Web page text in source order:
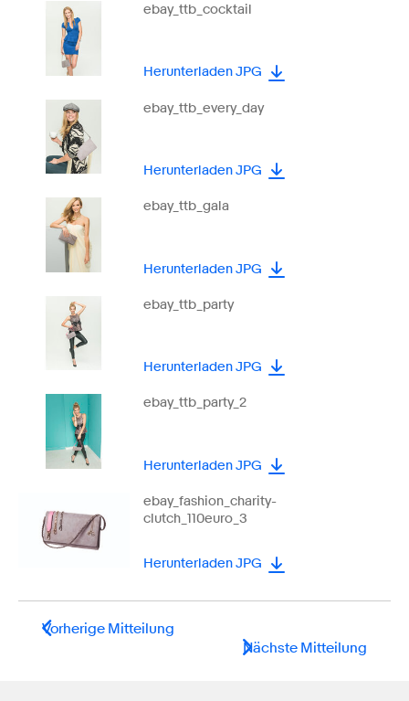
ebay_ttb_cocktail
Herunterladen JPG
ebay_ttb_every_day
Herunterladen JPG
ebay_ttb_gala
Herunterladen JPG
ebay_ttb_party
Herunterladen JPG
ebay_ttb_party_2
Herunterladen JPG
ebay_fashion_charity-
clutch_110euro_3
Herunterladen JPG
Vorherige Mitteilung
Nächste Mitteilung